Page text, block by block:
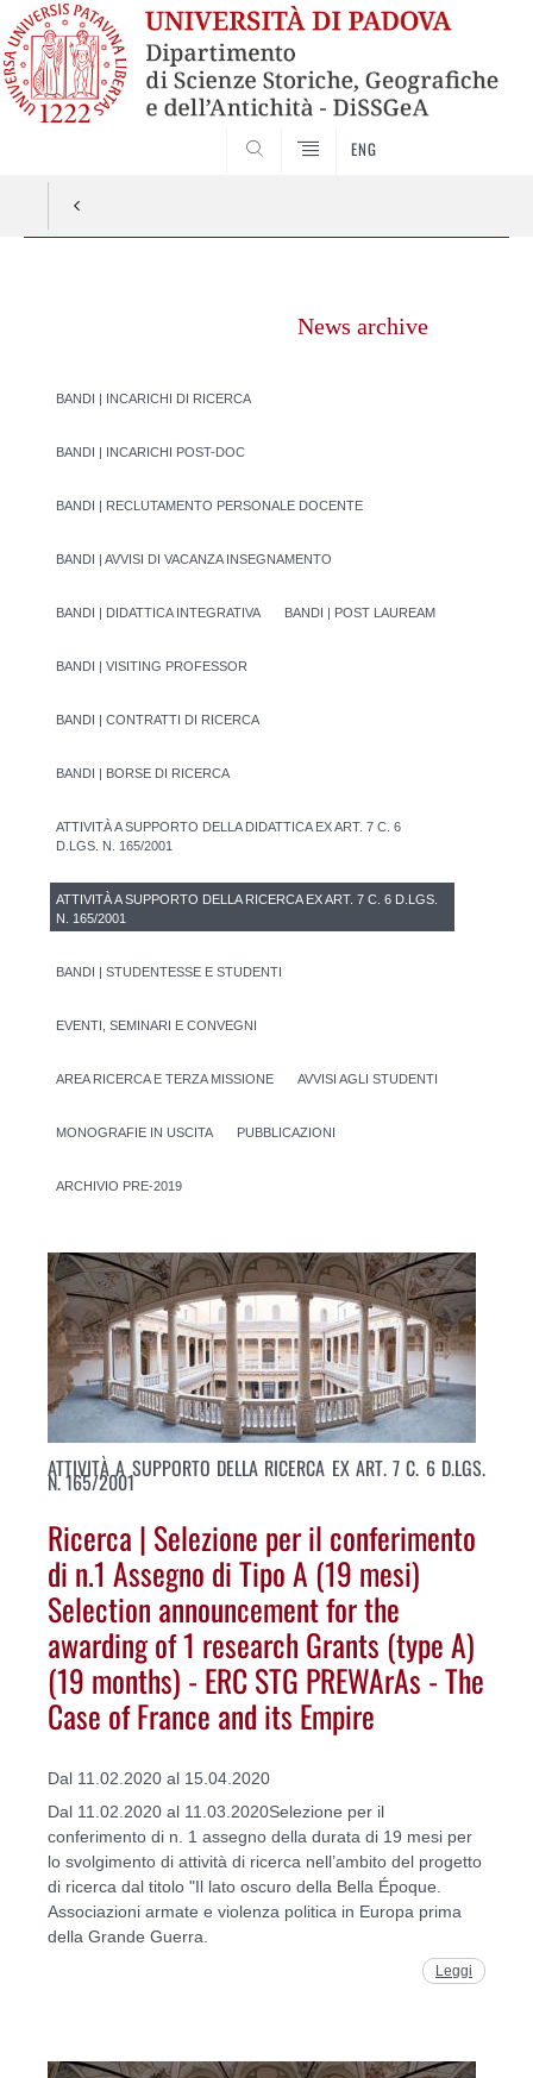
ENG
News archive
BANDI | INCARICHI DI RICERCA
BANDI | INCARICHI POST-DOC
BANDI | RECLUTAMENTO PERSONALE DOCENTE
BANDI | AVVISI DI VACANZA INSEGNAMENTO
BANDI | DIDATTICA INTEGRATIVA BANDI | POST LAUREAM
BANDI | VISITING PROFESSOR
BANDI | CONTRATTI DI RICERCA
BANDI | BORSE DI RICERCA
ATTIVITÀ A SUPPORTO DELLA DIDATTICA EX ART. 7 C. 6
D.LGS. N. 165/2001
ATTIVITÀ A SUPPORTO DELLA RICERCA EX ART. 7 C. 6 D.LGS.
N. 165/2001
BANDI | STUDENTESSE E STUDENTI
EVENTI, SEMINARI E CONVEGNI
AREA RICERCA E TERZA MISSIONE AVVISI AGLI STUDENTI
MONOGRAFIE IN USCITA PUBBLICAZIONI
ARCHIVIO PRE-2019
ATTIVITÀ A SUPPORTO DELLA RICERCA EX ART. 7 C. 6 D.LGS.
N. 165/2001
Ricerca | Selezione per il conferimento
di n.1 Assegno di Tipo A (19 mesi)
Selection announcement for the
awarding of 1 research Grants (type A)
(19 months) - ERC STG PREWArAs - The
Case of France and its Empire
Dal 11.02.2020 al 15.04.2020
Dal 11.02.2020 al 11.03.2020Selezione per il
conferimento di n. 1 assegno della durata di 19 mesi per
lo svolgimento di attività di ricerca nell’ambito del progetto
di ricerca dal titolo "Il lato oscuro della Bella Époque.
Associazioni armate e violenza politica in Europa prima
della Grande Guerra.
Leggi